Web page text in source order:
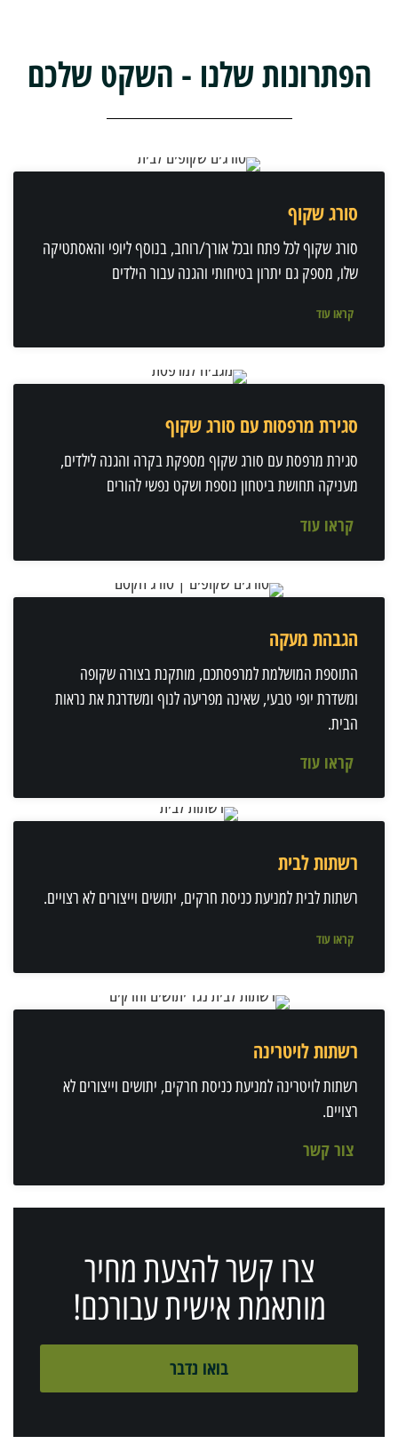
הפתרונות שלנו - השקט שלכם
סורג שקוף
סורג שקוף לכל פתח ובכל אורך/רוחב, בנוסף ליופי והאסתטיקה
שלו, מספק גם יתרון בטיחותי והגנה עבור הילדים
קראו עוד
סגירת מרפסות עם סורג שקוף
סגירת מרפסת עם סורג שקוף מספקת בקרה והגנה לילדים,
מעניקה תחושת ביטחון נוספת ושקט נפשי להורים
קראו עוד
הגבהת מעקה
התוספת המושלמת למרפסתכם, מותקנת בצורה שקופה
ומשדרת יופי טבעי, שאינה מפריעה לנוף ומשדרגת את נראות
הבית.
קראו עוד
רשתות לבית
רשתות לבית למניעת כניסת חרקים, יתושים וייצורים לא רצויים.
קראו עוד
רשתות לויטרינה
רשתות לויטרינה למניעת כניסת חרקים, יתושים וייצורים לא
רצויים.
צור קשר
צרו קשר להצעת מחיר
מותאמת אישית עבורכם!
בואו נדבר